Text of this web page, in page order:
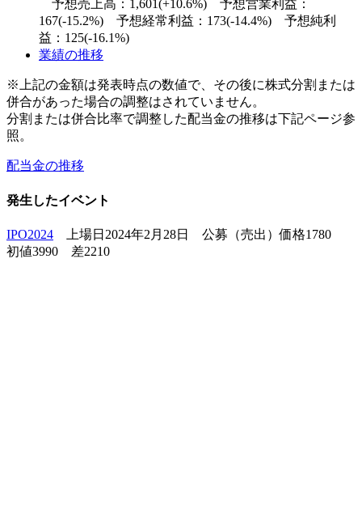
予想売上高：1,601(+10.6%) 予想営業利益：
167(-15.2%) 予想経常利益：173(-14.4%) 予想純利
益：125(-16.1%)
業績の推移
※上記の金額は発表時点の数値で、その後に株式分割または
併合があった場合の調整はされていません。
分割または併合比率で調整した配当金の推移は下記ページ参
照。
配当金の推移
発生したイベント
IPO2024 上場日2024年2月28日 公募（売出）価格1780
初値3990 差2210